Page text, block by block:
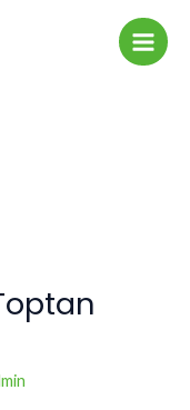
Main